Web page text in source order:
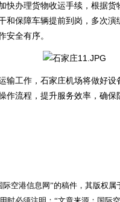
快办理货物收运手续，根据
和保障车辆提前到岗，多次
安全有序。
工作，石家庄机场将做好设
作流程，提升服务效率，确
港信息网”的稿件，其版权属